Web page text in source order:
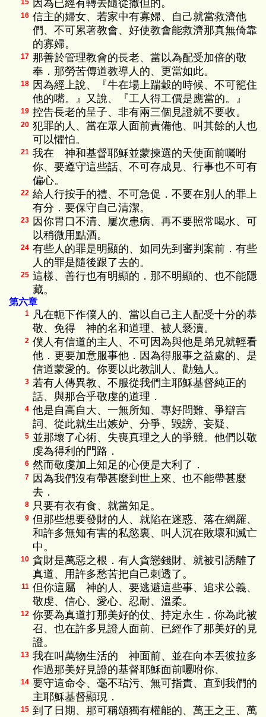
15 因為已經有轉去隨從撒但的。
16 信主的婦女、若家中有寡婦、自己就當救濟他
們、不可累著教會、好使教會能救濟那真無倚靠
的寡婦。
17 那善於管理教會的長老、當以為配受加倍的敬
奉．那勞苦傳道教導人的、更當如此。
18
因為經上說、『牛在場上踹穀的時候、不可籠住
他的嘴。』又說、『工人得工價是應當的。』
19 控告長老的呈子、非有兩三個見證就不要收。
20 犯罪的人、當在眾人面前責備他、叫其餘的人也
可以懼怕。
21 我在 神和基督耶穌並蒙揀選的天使面前囑咐
你、要遵守這些話、不可存成見、行事也不可有
偏心。
22 給人行按手的禮、不可急促．不要在別人的罪上
有分．要保守自己清潔。
23
因你胃口不清、屢次患病、再不要照常喝水、可
以稍微用點酒。
24 有些人的罪是明顯的、如同先到審判案前．有些
人的罪是隨後跟了去的。
25 這樣、善行也有明顯的．那不明顯的、也不能隱
藏。
第六章
1 凡在軛下作僕人的、當以自己主人配受十分的恭
敬、免得 神的名和道理、被人褻瀆。
2 僕人有信道的主人、不可因為與他是弟兄就輕看
他．更要加意服事他．因為得服事之益處的、是
信道蒙愛的。你要以此教訓人、勸勉人。
3 若有人傳異教、不服從我們主耶穌基督純正的
話、與那合乎敬虔的道理．
4 他是自高自大、一無所知、專好問難、爭辯言
詞、從此就生出嫉妒、分爭、毀謗、妄疑、
5 並那壞了心術、失喪真理之人的爭競。他們以敬
虔為得利的門路．
6 然而敬虔加上知足的心便是大利了．
7
因為我們沒有帶甚麼到世上來、也不能帶甚麼
去．
8 只要有衣有食、就當知足。
9 但那些想要發財的人、就陷在迷惑、落在網羅、
和許多無知有害的私慾裏、叫人沉在敗壞和滅亡
中。
10 貪財是萬惡之根．有人貪戀錢財、就被引誘離了
真道、用許多愁苦把自己刺透了。
11 但你這屬 神的人、要逃避這些事、追求公義、
敬虔、信心、愛心、忍耐、溫柔。
12 你要為真道打那美好的仗、持定永生．你為此被
召、也在許多見證人面前、已經作了那美好的見
證。
13 我在叫萬物生活的 神面前、並在向本丟彼拉多
作過那美好見證的基督耶穌面前囑咐你、
14 要守這命令、毫不玷污、無可指責、直到我們的
主耶穌基督顯現．
15 到了日期、那可稱頌獨有權能的、萬王之王、萬